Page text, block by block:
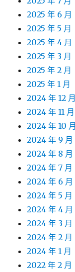
2025 年 6 月
2025 年 5 月
2025 年 4 月
2025 年 3 月
2025 年 2 月
2025 年 1 月
2024 年 12 月
2024 年 11 月
2024 年 10 月
2024 年 9 月
2024 年 8 月
2024 年 7 月
2024 年 6 月
2024 年 5 月
2024 年 4 月
2024 年 3 月
2024 年 2 月
2024 年 1 月
2022 年 2 月